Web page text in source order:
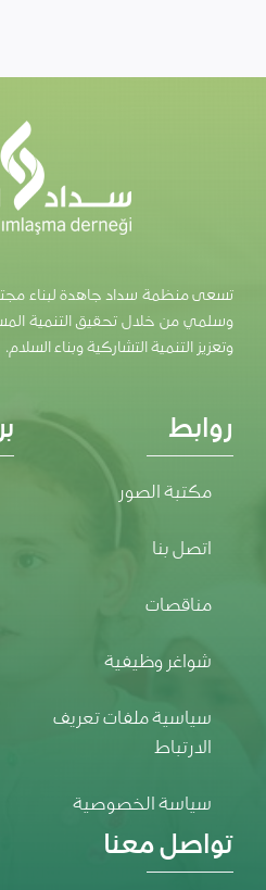
تسعى منظمة سداد جاهدة لبناء
روابط
مكتبة الصور
اتصل بنا
مناقصات
شواغر وظيفية
الارتباط
سياسة الخصوصية